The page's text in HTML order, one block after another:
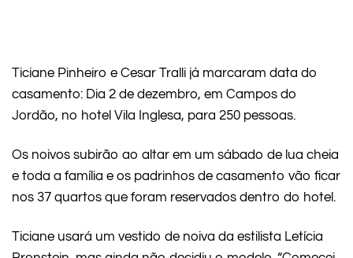
Ticiane Pinheiro e Cesar Tralli já marcaram data do
casamento: Dia 2 de dezembro, em Campos do
Jordão, no hotel Vila Inglesa, para 250 pessoas.
Os noivos subirão ao altar em um sábado de lua cheia
e toda a família e os padrinhos de casamento vão ficar
nos 37 quartos que foram reservados dentro do hotel.
Ticiane usará um vestido de noiva da estilista Letícia